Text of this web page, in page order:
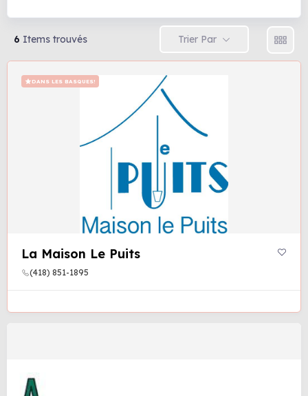
6 Items trouvés Trier Par
DANS LES BASQUES!
La Maison Le Puits
(418) 851-1895